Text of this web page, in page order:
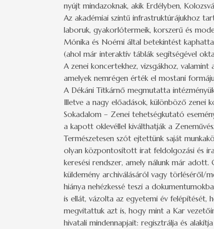
nyújt mindazoknak, akik Erdélyben,
Az akadémiai szintű infrastruktúrájukhoz
laboruk, gyakorlótermeik, korszerű és
Mónika és Noémi által betekintést
(ahol már interaktív táblák segítségével
A zenei koncertekhez, vizsgákhoz,
amelyek nemrégen érték el mostani
A Dékáni Titkárnő megmutatta
Illetve a nagy előadások, különböző
Sokadalom – Zenei tehetségkutató
a kapott oklevéllel kiválthatják a
Természetesen szót ejtettünk saját
olyan központosított irat feldolgozási és
keresési rendszer, amely nálunk már
küldemény archiválásáról vagy törléséről/
hiánya nehézkessé teszi a
is ellát, vázolta az egyetemi év felépítését,
megvitattuk azt is, hogy mint a Kar
hivatali mindennapjait: regisztrálja és